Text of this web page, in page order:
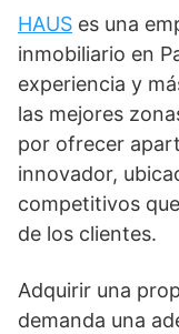
HAUS es una
inmobiliario en
experiencia y
las mejores
por ofrecer
innovador,
competitivos
de los clientes.
Adquirir una
demanda una